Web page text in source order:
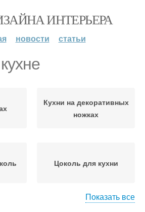
ИНТЕРЬЕРА
новости статьи
Кухни на декоративных
ножках
Цоколь для кухни
Показать все